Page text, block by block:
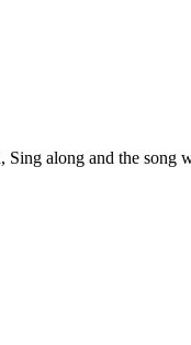
along and the song